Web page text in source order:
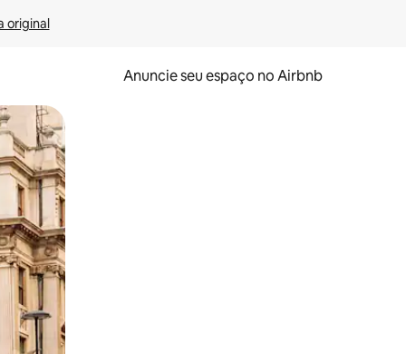
original
Anuncie seu espaço no Airbnb